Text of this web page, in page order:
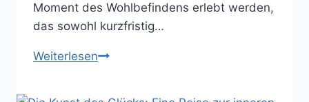
Moment des Wohlbefindens erlebt werden,
das sowohl kurzfristig…
WeiterlesenGlück